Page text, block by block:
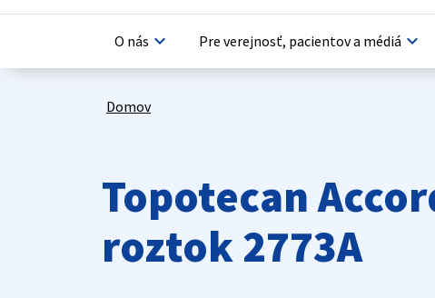
O nás keyboard_arrow_down Pre verejnosť, pacientov a médiá keyboard_arrow_down
Domov
Topotecan
roztok 2773A